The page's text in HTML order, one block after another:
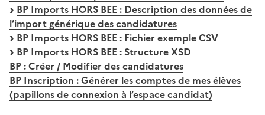
BP Imports HORS BEE : Description des données de
l’import générique des candidatures
BP Imports HORS BEE : Fichier exemple CSV
BP Imports HORS BEE : Structure XSD
BP : Créer / Modifier des candidatures
BP Inscription : Générer les comptes de mes élèves
(papillons de connexion à l’espace candidat)